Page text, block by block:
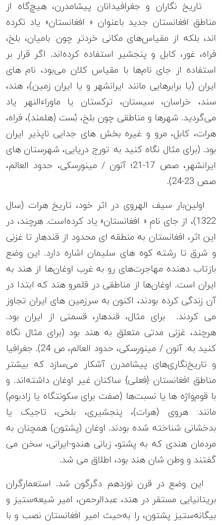
تاریخ نگاران و جغرافیدانان پیشامدرن، هیچ‌گاه از
مناطق افغانستان‌ جدید باعنوان « افغانستان» یاد نکرده
اند، بلکه از مقیاس‌های مکانی خردتر چون: بامیان، بلخ،
فراه، غور، کابل و پنجشیر استفاده کرده‌اند. اگر قرار بر
استفاده از جای نام‌ها با مقیاس کلان می‌بود، نام های
ایران (یا برابرهایی مانند ایرانشهر و یا ایران زمین)، هند،
سند، خراسان، سیستان، ترکستان یا ماوراءالنهر یاد
می‌گردید. شهرها و مناطقی چون بلخ، بُست (هلمند)، فراه،
هرات، کابل، مرو و غیره بخش های جدایی ناپذیر ایران
بود. (برای مثال نگاه کنید به: تورج دریایی، شهرستان های
ایرانشهر، صص 17-21؛ آنون / مینورسکی، حدود العالم،
صص 23-24).
اولین‌بار سیف الهروی در اثر خود، تاریخ هرات (سال
1322)، از جای نامِ « افغانستان» یاد کرده‌است. هرچند، در
این اثر، افغانستان به منطقه ای محدود از قندهار تا غزنی
و شرق تا رشته کوه های سلیمان اشاره دارد. این وضع
بازتاب دهنده مهاجرت‌های رو به غرب اوغان‌ها از هند به
ایران است. اوغان‌ها از مناطقی در قلمرو هند که ابتدا در
آن زندگی کرده بودند، اکنون به سرزمین های ایران تجاوز
می کردند. برای مثال، قندهار، قسمتی از ایران بود.
هرچند، غزنی مدتی متعلق به هند بود (برای مثال نگاه
کنید به: آنون / مینورسکی، حدود العالم، ص 24). جغرافیا
و تاریخ‌نگاری‌های پیشامدرن آشکار می‌سازد که بیشتر
مناطق افغانستان {فعلی} ساکنان غیر اوغان داشته‌اند. و
با قوم‌واژه ها یا نسبت‌ها (صفت برای سکونتگاه یا زادبوم)
مانند: هروی (هرات)، پنجشیری، بلخی، تاجیک یا
بدخشانی شناخته شده بودند. اوغان (پشتون) همچنان به
مردمان هندی که به پشتو، زبانی هندو-ایرانی، سخن می
گفتند و وطن شان هند بود، اطلاق می شد.
این وضع در قرن نوزدهم دگرگون شد. استعمارگران
بریتانیایی مستقر در هند، عبدالرحمن، امیر شیعه‌ستیز و
بیگانه‌ستیز پشتون، را به‌حیث امیر افغانستان نصب و با